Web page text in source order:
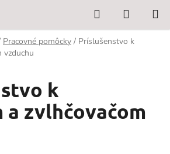
Hľadať
KOŠÍK
Pracovné pomôcky / Príslušenstvo k
vzduchu
k
zvlhčovačom